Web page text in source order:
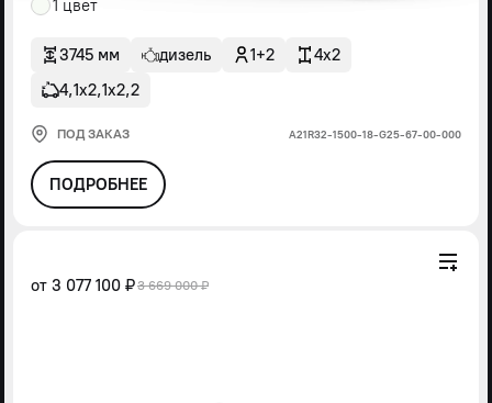
1 цвет
3745 мм дизель 1+2
4x2
4,1х2,1х2,2
ПОД ЗАКАЗ А21R32-1500-18-G25-67-00-000
ПОДРОБНЕЕ
от 3 077 100 ₽3 669 000 ₽